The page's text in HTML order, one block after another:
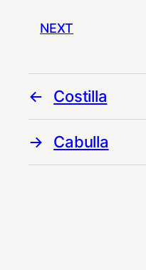
NEXT
Costilla
Cabulla